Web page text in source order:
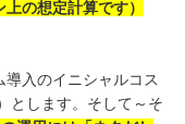
の想定計算です）
入のイニシャルコス
とします。そして～そ